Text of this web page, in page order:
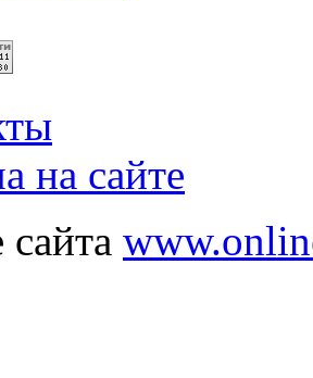
на сайте